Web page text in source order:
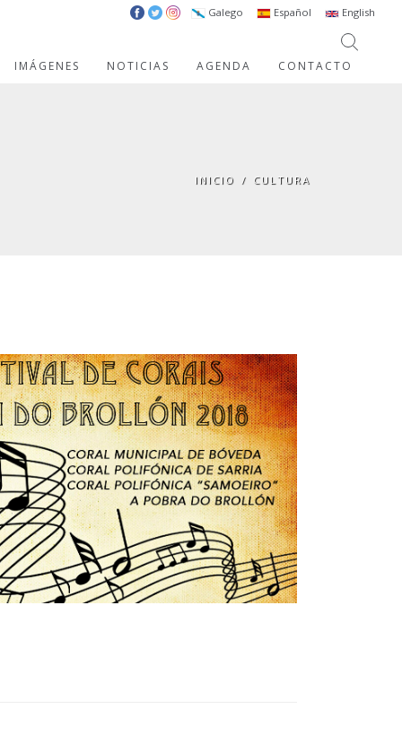
Galego Español English
IMÁGENES NOTICIAS AGENDA CONTACTO
INICIO / CULTURA